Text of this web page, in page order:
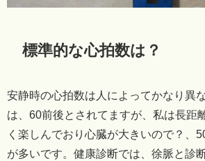
標準的な心拍数は？
安静時の心拍数は人によってかなり異
は、60前後とされてますが、私は長距
く楽しんでおり心臓が大きいので？、
が多いです。健康診断では、徐脈と診